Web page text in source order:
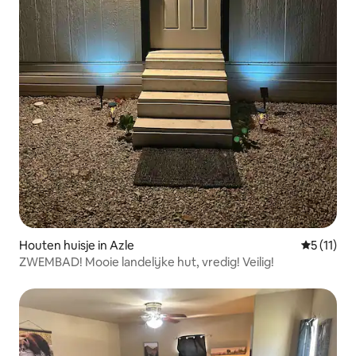
Houten huisje in Azle
5 (11)
ZWEMBAD! Mooie landelijke hut, vredig! Veilig!